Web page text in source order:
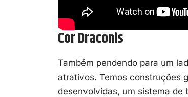
Cor Draconis
Também pendendo para um
atrativos. Temos construções
desenvolvidas, um sistema de